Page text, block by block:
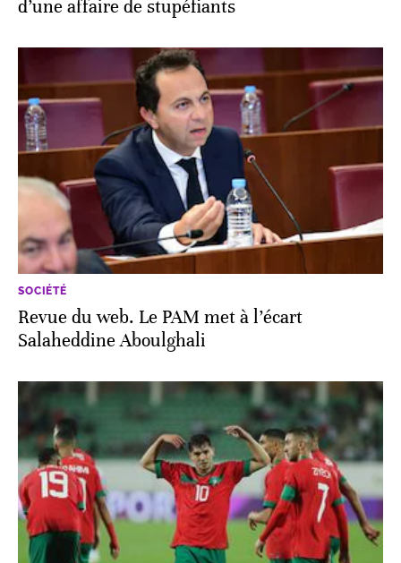
d’une affaire de stupéfiants
SOCIÉTÉ
Revue du web. Le PAM met à l’écart
Salaheddine Aboulghali